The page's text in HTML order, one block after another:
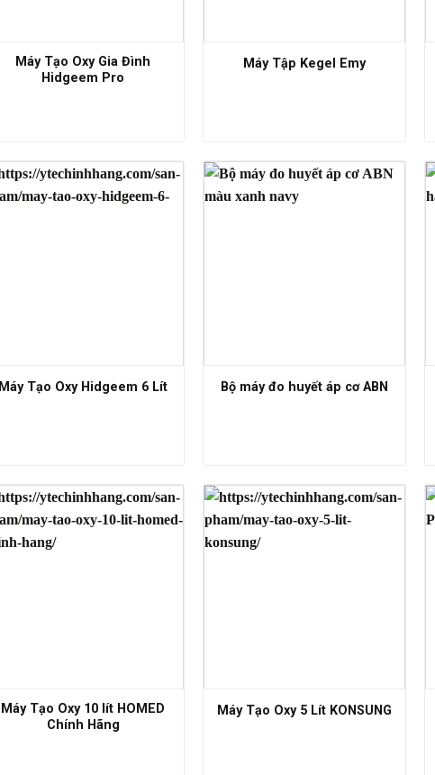
Máy Tạo Oxy Gia Đình
Hidgeem Pro
Máy Tập Kegel Emy
Máy Tạo Oxy Hidgeem 6 Lít Bộ máy đo huyết áp cơ ABN
Máy Tạo Oxy 10 lít HOMED
Chính Hãng
Máy Tạo Oxy 5 Lít KONSUNG